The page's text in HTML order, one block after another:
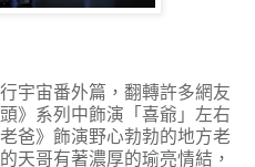
宇宙番外篇，翻轉許多網友
》系列中飾演「喜爺」左右
爸》飾演野心勃勃的地方老
天哥有著濃厚的瑜亮情結，